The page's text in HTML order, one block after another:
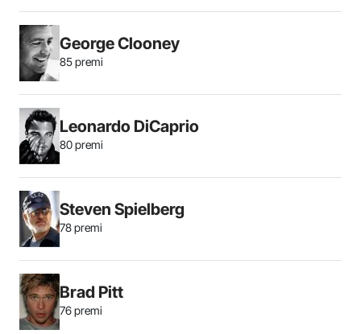
George Clooney
85 premi
Leonardo DiCaprio
80 premi
Steven Spielberg
78 premi
Brad Pitt
76 premi